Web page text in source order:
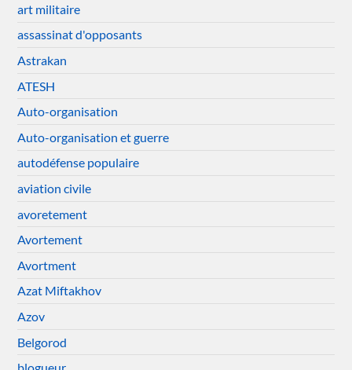
art militaire
assassinat d'opposants
Astrakan
ATESH
Auto-organisation
Auto-organisation et guerre
autodéfense populaire
aviation civile
avoretement
Avortement
Avortment
Azat Miftakhov
Azov
Belgorod